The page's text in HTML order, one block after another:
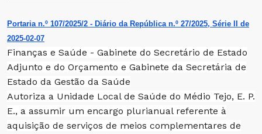
Portaria n.º 107/2025/2 - Diário da República n.º 27/2025, Série II de
2025-02-07
Finanças e Saúde - Gabinete do Secretário de Estado
Adjunto e do Orçamento e Gabinete da Secretária de
Estado da Gestão da Saúde
Autoriza a Unidade Local de Saúde do Médio Tejo, E. P.
E., a assumir um encargo plurianual referente à
aquisição de serviços de meios complementares de